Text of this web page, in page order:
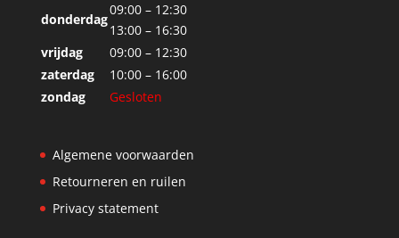
donderdag
09:00 – 12:30
13:00 – 16:30
vrijdag
09:00 – 12:30
zaterdag
10:00 – 16:00
zondag
Gesloten
Algemene voorwaarden
Retourneren en ruilen
Privacy statement